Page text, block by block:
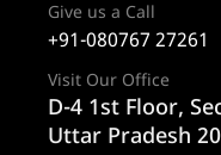
Give us a Call
+91-080767 27261
Visit Our Office
D-4 1st Floor,
Uttar Pradesh